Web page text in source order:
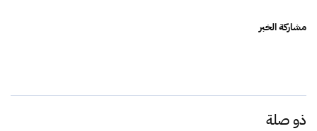
مشاركة الخبر
ذو صلة